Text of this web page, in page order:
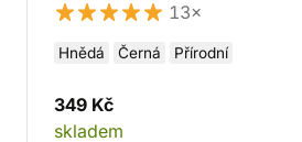
13×
Hnědá Černá Přírodní
349 Kč
skladem